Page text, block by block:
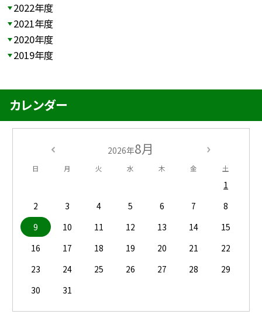
2022年度
2021年度
2020年度
2019年度
カレンダー
2026年8月
日 月 火 水 木 金 土
1
2
3 4 5 6 7
8
9
10 11 12 13 14
15
16
17 18 19 20 21
22
23
24 25 26 27 28
29
30
31